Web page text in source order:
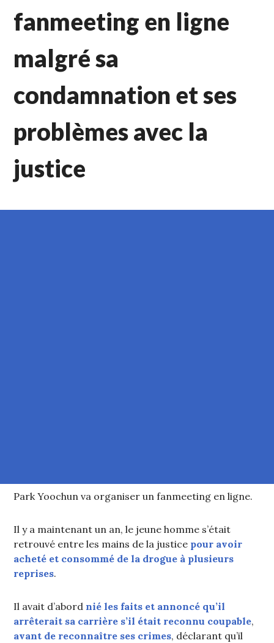
fanmeeting en ligne
malgré sa
condamnation et ses
problèmes avec la
justice
Park Yoochun va organiser un fanmeeting en ligne.
Il y a maintenant un an, le jeune homme s’était
retrouvé entre les mains de la justice pour avoir
acheté et consommé de la drogue à plusieurs
reprises.
Il avait d’abord nié les faits et annoncé qu’il
arrêterait sa carrière s’il était reconnu coupable,
avant de reconnaître ses crimes, déclarant qu’il